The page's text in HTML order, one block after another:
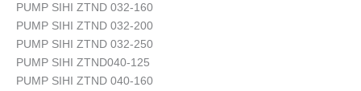
PUMP SIHI ZTND 032-160
PUMP SIHI ZTND 032-200
PUMP SIHI ZTND 032-250
PUMP SIHI ZTND040-125
PUMP SIHI ZTND 040-160